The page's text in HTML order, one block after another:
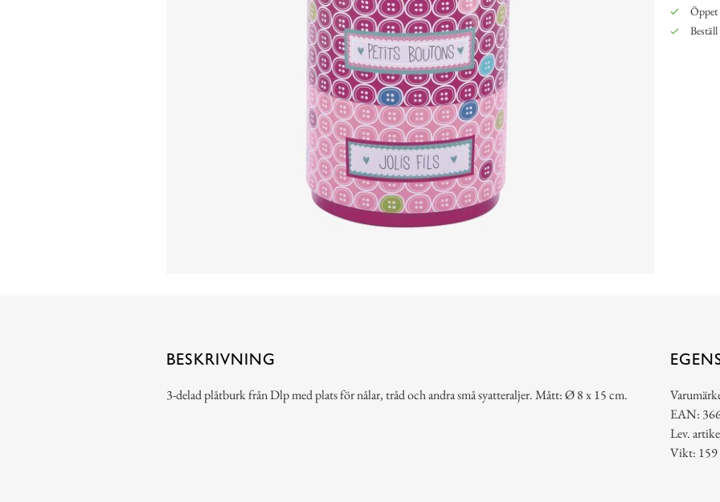
Öppet
BESKRIVNING
3-delad plåtburk från Dlp med plats för nålar, tråd och andra små syatteraljer. Mått: Ø 8 x 15 cm.
EAN:
Lev.
Vikt: 159